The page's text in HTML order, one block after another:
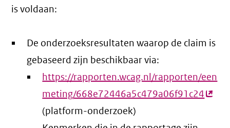
is voldaan:
De onderzoeksresultaten waarop de claim is
gebaseerd zijn beschikbaar via:
https://rapporten.wcag.nl/rapporten/een
meting/668e72446a5c479a06f91c24
(platform-onderzoek)